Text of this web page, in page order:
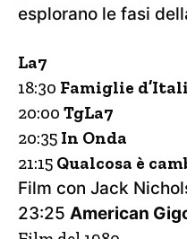
esplorano le fasi
La7
18:30 Famiglie
20:00 TgLa7
20:35 In Onda
21:15 Qualcosa è
Film con Jack
23:25 American